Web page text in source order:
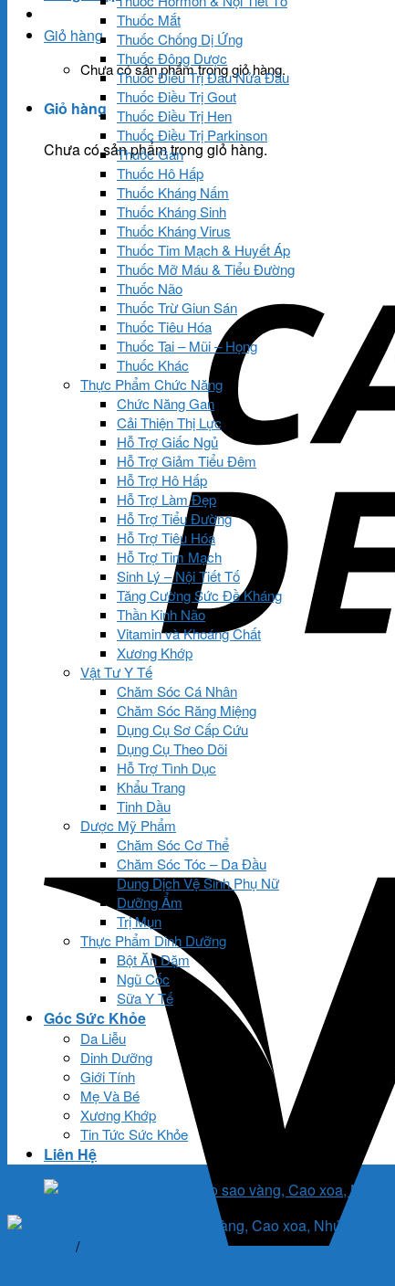
Giỏ hàng
Chưa có sản phẩm trong giỏ hàng.
Giỏ hàng
Chưa có sản phẩm trong giỏ hàng.
Thuốc Mắt
Thuốc Chống Dị Ứng
Thuốc Đông Dược
Thuốc Điều Trị Đau Nửa Đầu
Thuốc Điều Trị Gout
Thuốc Điều Trị Hen
Thuốc Điều Trị Parkinson
Thuốc Gan
Thuốc Hô Hấp
Thuốc Kháng Nấm
Thuốc Kháng Sinh
Thuốc Kháng Virus
Thuốc Tim Mạch & Huyết Áp
Thuốc Mỡ Máu & Tiểu Đường
Thuốc Não
Thuốc Trừ Giun Sán
Thuốc Tiêu Hóa
Thuốc Tai – Mũi – Họng
Thuốc Khác
Thực Phẩm Chức Năng
Chức Năng Gan
Cải Thiện Thị Lực
Hỗ Trợ Giấc Ngủ
Hỗ Trợ Giảm Tiểu Đêm
Hỗ Trợ Hô Hấp
Hỗ Trợ Làm Đẹp
Hỗ Trợ Tiểu Đường
Hỗ Trợ Tiêu Hóa
Hỗ Trợ Tim Mạch
Sinh Lý – Nội Tiết Tố
Tăng Cường Sức Đề Kháng
Thần Kinh Não
Vitamin và Khoáng Chất
Xương Khớp
Vật Tư Y Tế
Chăm Sóc Cá Nhân
Chăm Sóc Răng Miệng
Dụng Cụ Sơ Cấp Cứu
Dụng Cụ Theo Dõi
Hỗ Trợ Tình Dục
Khẩu Trang
Tinh Dầu
Dược Mỹ Phẩm
Chăm Sóc Cơ Thể
Chăm Sóc Tóc – Da Đầu
Dung Dịch Vệ Sinh Phụ Nữ
Dưỡng Ẩm
Trị Mụn
Thực Phẩm Dinh Dưỡng
Bột Ăn Dặm
Ngũ Cốc
Sữa Y Tế
Góc Sức Khỏe
Da Liễu
Dinh Dưỡng
Giới Tính
Mẹ Và Bé
Xương Khớp
Tin Tức Sức Khỏe
Liên Hệ
/